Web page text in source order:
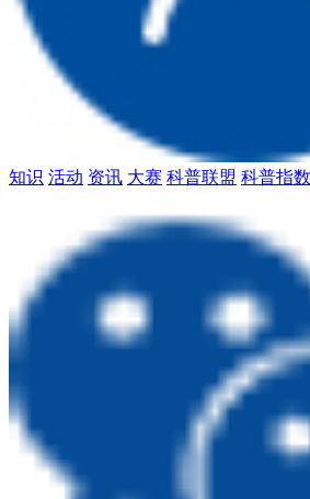
知识 活动 资讯 大赛 科普联盟 科普指数